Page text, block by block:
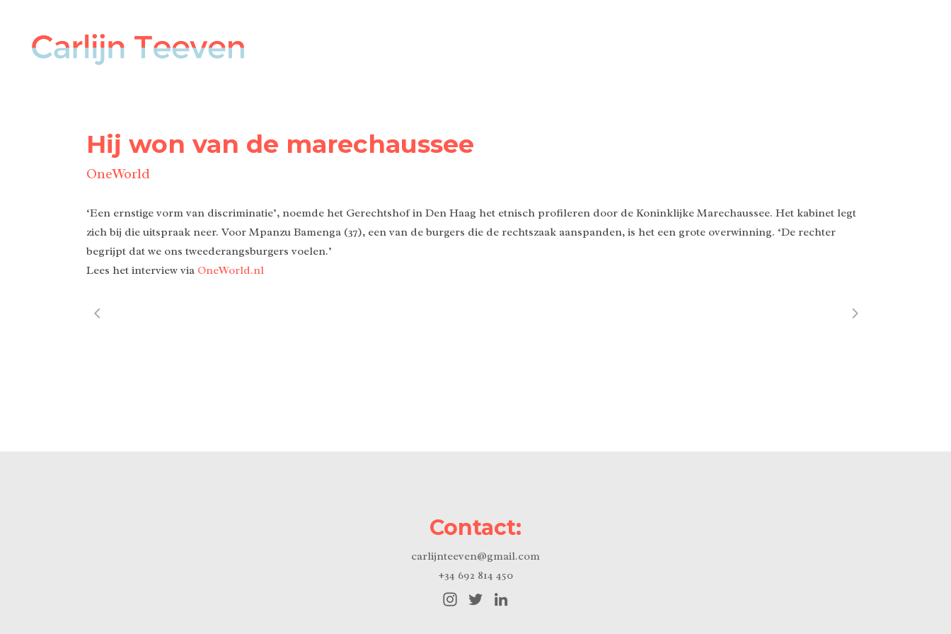
Hij won van de marechaussee
OneWorld
‘Een ernstige vorm van discriminatie’, noemde het Gerechtshof in Den Haag het etnisch profileren door de Koninklijke Marechaussee. Het kabinet legt
zich bij die uitspraak neer. Voor Mpanzu Bamenga (37), een van de burgers die de rechtszaak aanspanden, is het een grote overwinning. ‘De rechter
begrijpt dat we ons tweederangsburgers voelen.’
Lees het interview via OneWorld.nl
Contact:
carlijnteeven@gmail.com
+34 692 814 450